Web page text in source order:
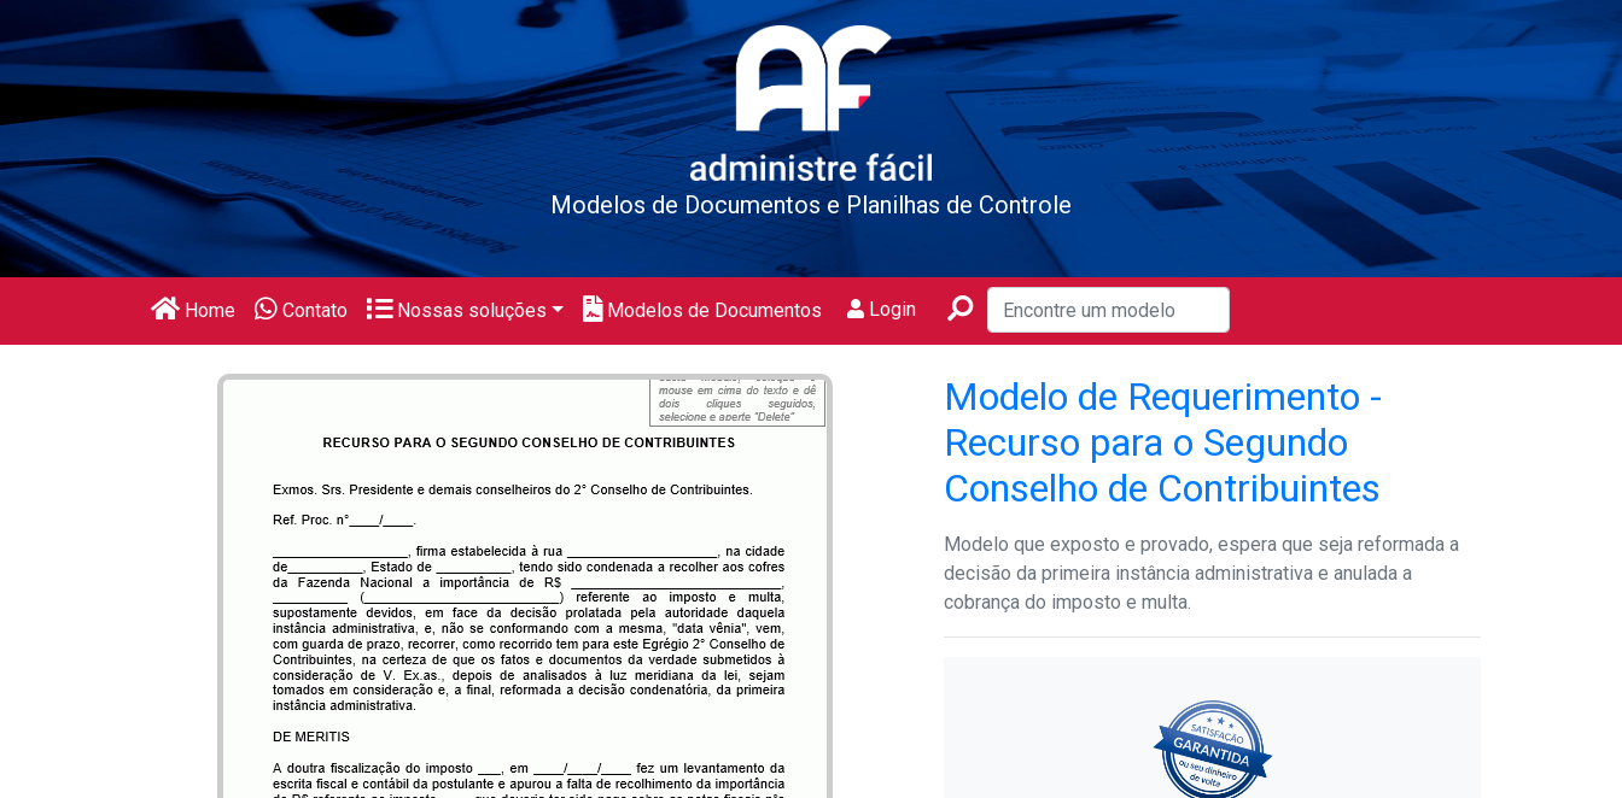
Modelos de Documentos e Planilhas de Controle
Home Contato Nossas soluções Modelos de Documentos Login
Modelo de Requerimento -
Recurso para o Segundo
Conselho de Contribuintes
Modelo que exposto e provado, espera que seja reformada a
decisão da primeira instância administrativa e anulada a
cobrança do imposto e multa.